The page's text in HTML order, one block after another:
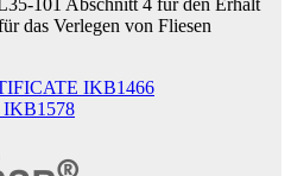
das Verlegen von Fliesen
IKB1466
IKB1578